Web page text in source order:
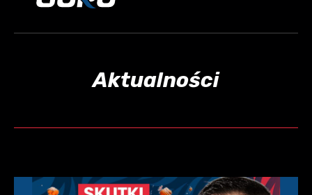
Aktualności